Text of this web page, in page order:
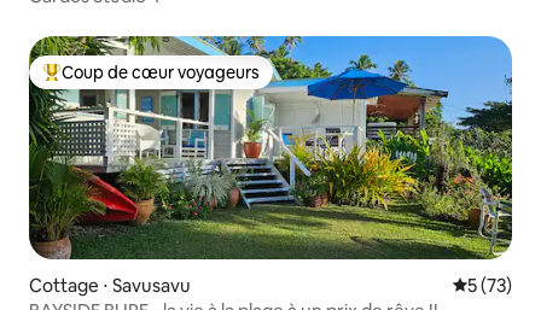
Coups de cœur voyageurs les plus appréciés
Coup de cœur voyageurs
Cottage ⋅ Savusavu
5 (73)